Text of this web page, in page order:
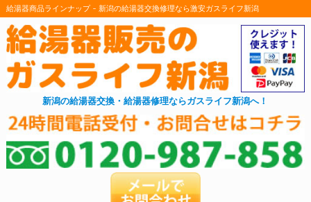
給湯器商品ラインナップ - 新潟の給湯器交換修理なら激安ガスライフ新潟
新潟の給湯器交換・給湯器修理ならガスライフ新潟へ！